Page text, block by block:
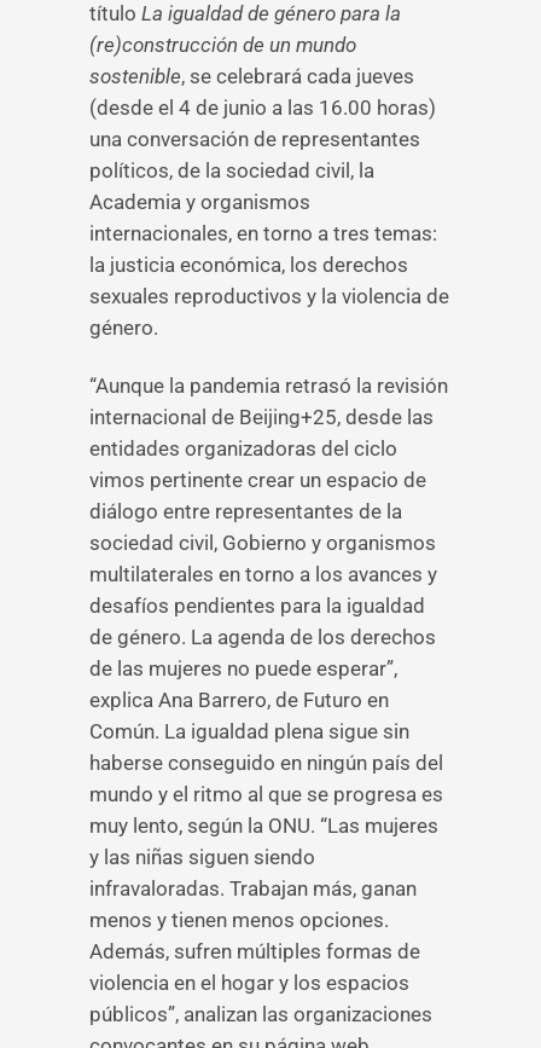
título La igualdad de género para la
(re)construcción de un mundo
sostenible, se celebrará cada jueves
(desde el 4 de junio a las 16.00 horas)
una conversación de representantes
políticos, de la sociedad civil, la
Academia y organismos
internacionales, en torno a tres temas:
la justicia económica, los derechos
sexuales reproductivos y la violencia de
género.
“Aunque la pandemia retrasó la revisión
internacional de Beijing+25, desde las
entidades organizadoras del ciclo
vimos pertinente crear un espacio de
diálogo entre representantes de la
sociedad civil, Gobierno y organismos
multilaterales en torno a los avances y
desafíos pendientes para la igualdad
de género. La agenda de los derechos
de las mujeres no puede esperar”,
explica Ana Barrero, de Futuro en
Común. La igualdad plena sigue sin
haberse conseguido en ningún país del
mundo y el ritmo al que se progresa es
muy lento, según la ONU. “Las mujeres
y las niñas siguen siendo
infravaloradas. Trabajan más, ganan
menos y tienen menos opciones.
Además, sufren múltiples formas de
violencia en el hogar y los espacios
públicos”, analizan las organizaciones